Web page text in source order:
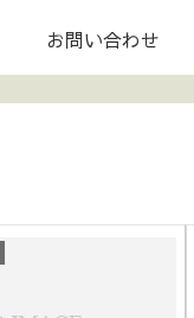
お問い合わせ